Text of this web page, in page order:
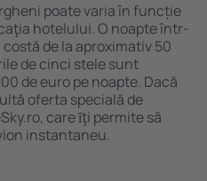
poate varia în funcție
hotelului. O noapte într-
de la aproximativ 50
de cinci stele sunt
de euro pe noapte. Dacă
oferta specială de
care ȋţi permite să
instantaneu.